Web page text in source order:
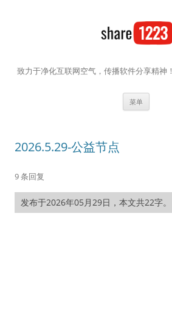
致力于净化互联网空气，传播软件分享精神！
菜单
2026.5.29-公益节点
9 条回复
发布于2026年05月29日，本文共22字。